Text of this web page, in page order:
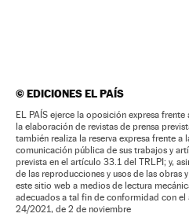
©EDICIONES EL PAÍS
EL PAÍS ejerce la oposición expresa
la elaboración de revistas de prensa
también realiza la reserva expresa frente
comunicación pública de sus trabajos y
prevista en el artículo 33.1 del TRLPI; y,
de las reproducciones y usos de las obras
este sitio web a medios de lectura
adecuados a tal fin de conformidad con
24/2021, de 2 de noviembre